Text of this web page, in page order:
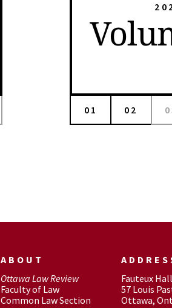
01 02
ABOUT
Ottawa Law Review
Faculty of Law
Common Law Section
Fauteux
57 Louis
Ottawa,